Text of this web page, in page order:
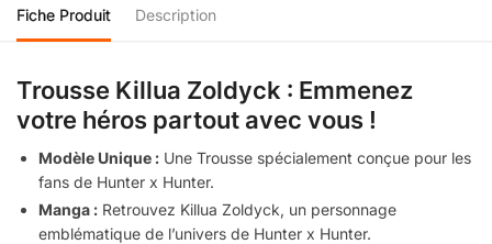
Fiche Produit Description
Trousse Killua Zoldyck : Emmenez
votre héros partout avec vous !
Modèle Unique : Une Trousse spécialement conçue pour les
fans de Hunter x Hunter.
Manga : Retrouvez Killua Zoldyck, un personnage
emblématique de l’univers de Hunter x Hunter.